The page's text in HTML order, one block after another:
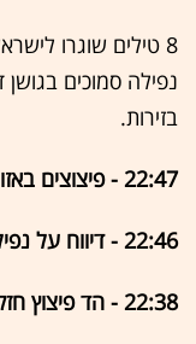
8 טילים שוגרו
נפילה סמוכים בגושן
בזירות.
22:47 - פיצוצים באזור חיפה
22:46 - דיווח על נפילה בגוש דן
22:38 - הד פיצוץ חזק מאוד נשמע באזור המרכז